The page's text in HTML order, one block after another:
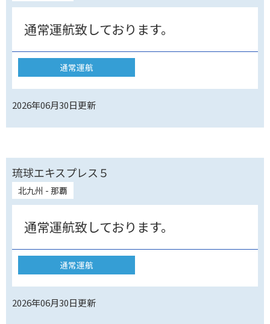
通常運航致しております。
通常運航
2026年06月30日更新
琉球エキスプレス５
北九州 - 那覇
通常運航致しております。
通常運航
2026年06月30日更新